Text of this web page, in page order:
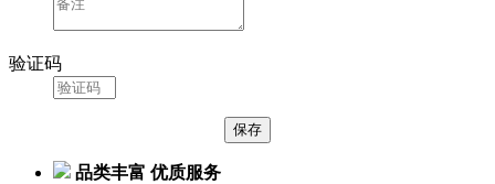
验证码
品类丰富 优质服务